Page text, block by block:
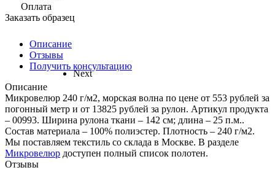
Next
Оплата
Заказать образец
Описание
Отзывы
Получить консультацию
Описание
Микровелюр 240 г/м2, морская волна по цене от 553 рублей за
погонный метр и от 13825 рублей за рулон. Артикул продукта
– 00993. Ширина рулона ткани – 142 см; длина – 25 п.м..
Состав материала – 100% полиэстер. Плотность – 240 г/м2.
Мы поставляем текстиль со склада в Москве. В разделе
Микровелюр доступен полный список полотен.
Отзывы